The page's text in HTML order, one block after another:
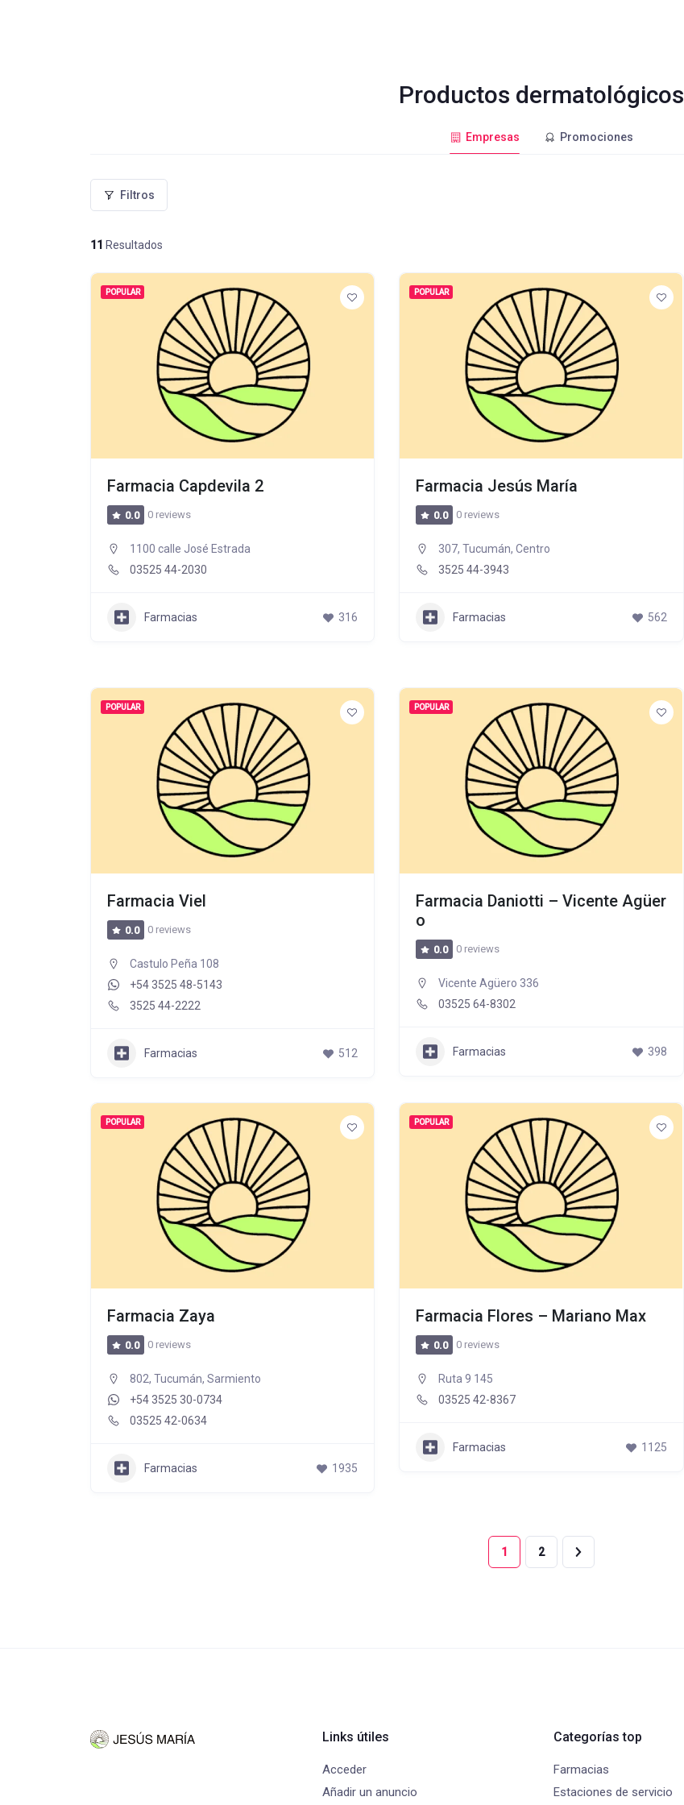
Productos dermatológicos
Empresas Promociones
Filtros
11 Resultados
POPULAR
Farmacia Capdevila 2
0.0 0 reviews
1100 calle José Estrada
03525 44-2030
Farmacias 316
POPULAR
Farmacia Jesús María
0.0 0 reviews
307, Tucumán, Centro
3525 44-3943
Farmacias 562
POPULAR
Farmacia Viel
0.0 0 reviews
Castulo Peña 108
+54 3525 48-5143
3525 44-2222
Farmacias 512
POPULAR
Farmacia Daniotti – Vicente Agüer
o
0.0 0 reviews
Vicente Agüero 336
03525 64-8302
Farmacias 398
POPULAR
Farmacia Zaya
0.0 0 reviews
802, Tucumán, Sarmiento
+54 3525 30-0734
03525 42-0634
Farmacias 1935
POPULAR
Farmacia Flores – Mariano Max
0.0 0 reviews
Ruta 9 145
03525 42-8367
Farmacias 1125
1 2
Links útiles
Acceder
Añadir un anuncio
Categorías top
Farmacias
Estaciones de servicio